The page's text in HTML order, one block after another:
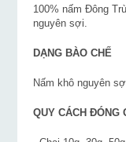
100% nấm Đông
nguyên sợi.
DẠNG BÀO CHẾ
Nấm khô nguyên
QUY CÁCH ĐÓNG